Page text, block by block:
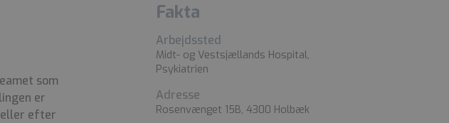
som
er
eller efter
Fakta
Arbejdssted
Midt- og Vestsjællands Hospital,
Psykiatrien
Adresse
Rosenvænget 15B, 4300 Holbæk